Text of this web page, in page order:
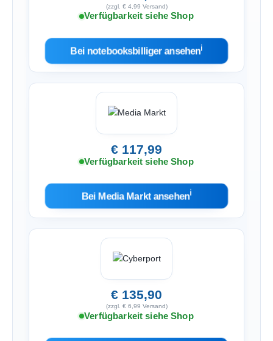
(zzgl. € 4,99 Versand)
Verfügbarkeit siehe Shop
Bei notebooksbilliger ansehenℹ︎
€ 117,99
Verfügbarkeit siehe Shop
Bei Media Markt ansehenℹ︎
€ 135,90
(zzgl. € 6,99 Versand)
Verfügbarkeit siehe Shop